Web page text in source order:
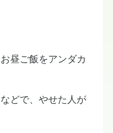
昼ご飯をアンダカ
どで、やせた人が